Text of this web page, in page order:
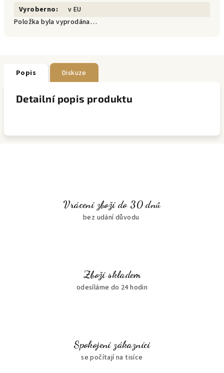
Vyroberno:
v EU
Položka byla vyprodána…
Vrácení zboží do 30 dnů
bez udání důvodu
Zboží skladem
odesíláme do 24 hodin
Spokojení zákazníci
se počítají na tisíce
Popis Diskuze
Detailní popis produktu